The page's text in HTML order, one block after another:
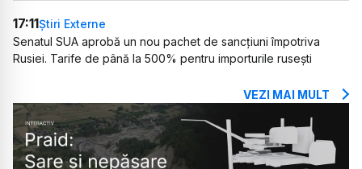
17:11Știri Externe
Senatul SUA aprobă un nou pachet de sancțiuni împotriva
Rusiei. Tarife de până la 500% pentru importurile rusești
VEZI MAI MULT